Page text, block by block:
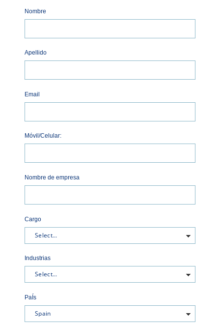
Nombre
Apellido
Email
Móvil/Celular:
Nombre de empresa
Cargo
Industrias
PaÍs